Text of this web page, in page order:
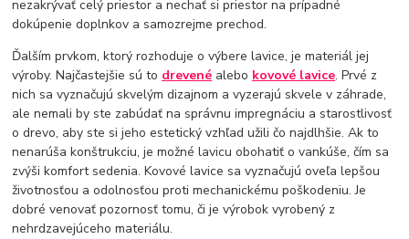
nezakrývať celý priestor a nechať si priestor na prípadné
dokúpenie doplnkov a samozrejme prechod.
Ďalším prvkom, ktorý rozhoduje o výbere lavice, je materiál jej
výroby. Najčastejšie sú to drevené alebo kovové lavice. Prvé z
nich sa vyznačujú skvelým dizajnom a vyzerajú skvele v záhrade,
ale nemali by ste zabúdať na správnu impregnáciu a starostlivosť
o drevo, aby ste si jeho estetický vzhľad užili čo najdlhšie. Ak to
nenarúša konštrukciu, je možné lavicu obohatiť o vankúše, čím sa
zvýši komfort sedenia. Kovové lavice sa vyznačujú oveľa lepšou
životnosťou a odolnosťou proti mechanickému poškodeniu. Je
dobré venovať pozornosť tomu, či je výrobok vyrobený z
nehrdzavejúceho materiálu.